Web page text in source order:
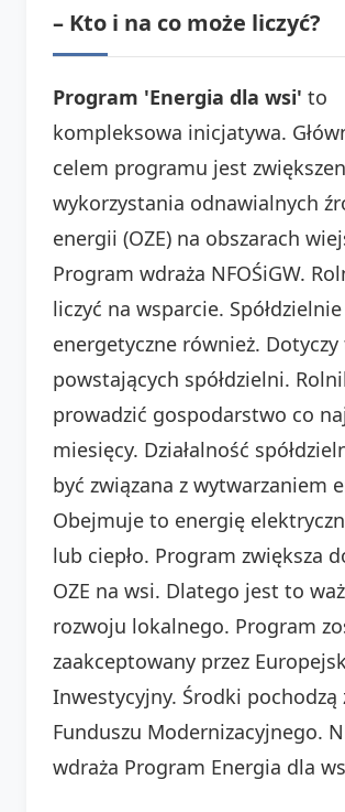
– Kto i na co może liczyć?
Program 'Energia dla wsi' to
kompleksowa inicjatywa.
celem programu jest
wykorzystania odnawialnych
energii (OZE) na obszarach
Program wdraża NFOŚiGW.
liczyć na wsparcie. Spółdzielnie
energetyczne również.
powstających spółdzielni.
prowadzić gospodarstwo co
miesięcy. Działalność
być związana z wytwarzaniem
Obejmuje to energię
lub ciepło. Program zwiększa
OZE na wsi. Dlatego jest to
rozwoju lokalnego. Program
zaakceptowany przez
Inwestycyjny. Środki pochodzą
Funduszu Modernizacyjnego.
wdraża Program Energia dla